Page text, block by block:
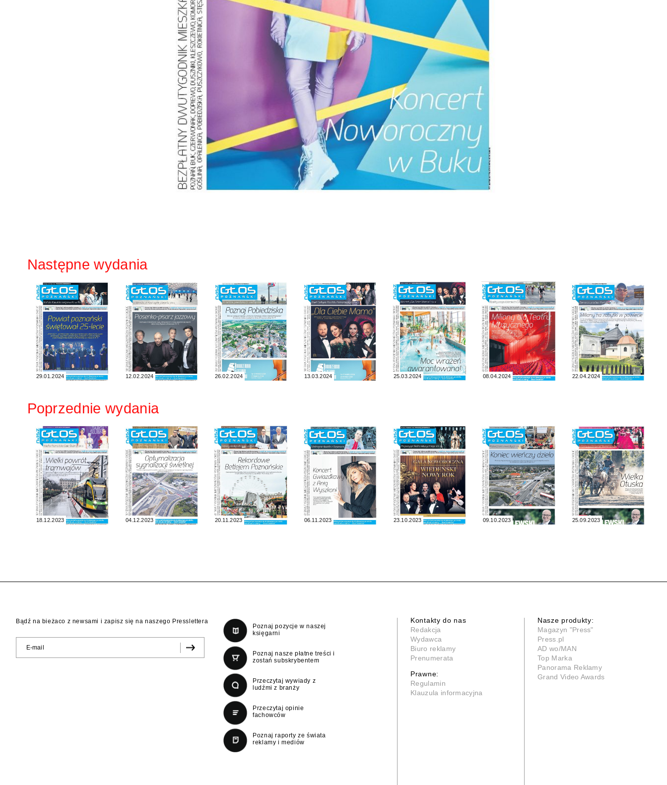
Następne wydania
29.01.2024 12.02.2024 26.02.2024 13.03.2024 25.03.2024 08.04.2024 22.04.2024
Poprzednie wydania
18.12.2023 04.12.2023 20.11.2023 06.11.2023 23.10.2023 09.10.2023 25.09.2023
Bądź na bieżaco z newsami i zapisz się na naszego Presslettera
Poznaj pozycje w naszej
księgarni
Poznaj nasze płatne treści i
zostań subskrybentem
Przeczytaj wywiady z
ludźmi z branży
Przeczytaj opinie
fachowców
Poznaj raporty ze świata
reklamy i mediów
Kontakty do nas
Redakcja
Wydawca
Biuro reklamy
Prenumerata
Prawne:
Regulamin
Klauzula informacyjna
Nasze produkty:
Magazyn "Press"
Press.pl
AD wo/MAN
Top Marka
Panorama Reklamy
Grand Video Awards